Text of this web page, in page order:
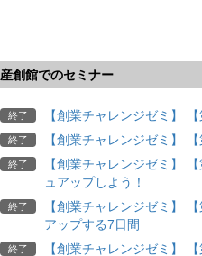
産創館でのセミナー
終了 【創業チャレンジゼミ】
終了 【創業チャレンジゼミ】
終了
【創業チャレンジゼミ】
ュアップしよう！
終了
【創業チャレンジゼミ】
アップする7日間
終了
【創業チャレンジゼミ】